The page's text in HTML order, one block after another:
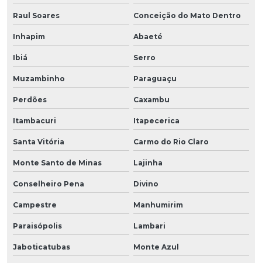
Raul Soares Conceição do Mato Dentro
Inhapim Abaeté
Ibiá Serro
Muzambinho Paraguaçu
Perdões Caxambu
Itambacuri Itapecerica
Santa Vitória Carmo do Rio Claro
Monte Santo de Minas Lajinha
Conselheiro Pena Divino
Campestre Manhumirim
Paraisópolis Lambari
Jaboticatubas Monte Azul